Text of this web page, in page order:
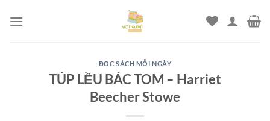
đến
ĐỌC SÁCH MỖI NGÀY
TÚP LỀU BÁC TOM – Harriet
Beecher Stowe